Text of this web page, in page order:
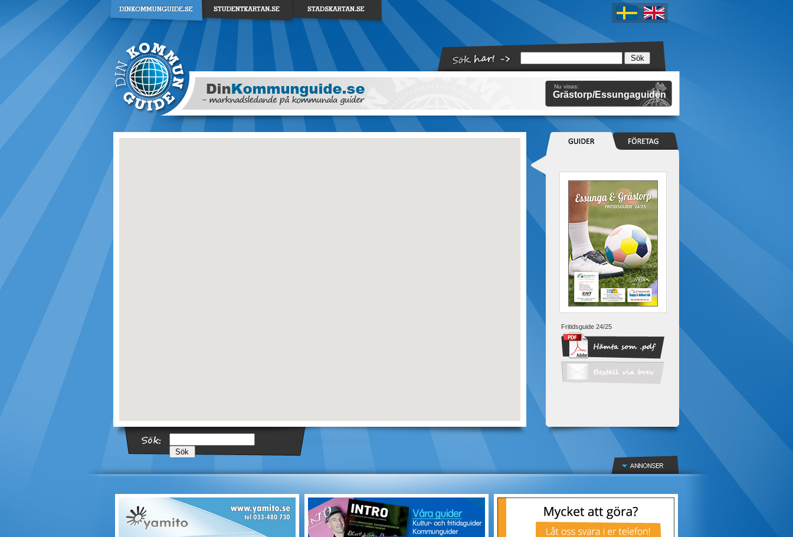
Nu visas:
Grästorp/Essungaguiden
Fritidsguide 24/25